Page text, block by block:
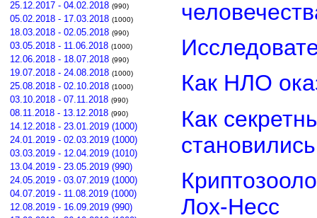
25.12.2017 - 04.02.2018 (990)
05.02.2018 - 17.03.2018 (1000)
18.03.2018 - 02.05.2018 (990)
03.05.2018 - 11.06.2018 (1000)
12.06.2018 - 18.07.2018 (990)
19.07.2018 - 24.08.2018 (1000)
25.08.2018 - 02.10.2018 (1000)
03.10.2018 - 07.11.2018 (990)
08.11.2018 - 13.12.2018 (990)
14.12.2018 - 23.01.2019 (1000)
24.01.2019 - 02.03.2019 (1000)
03.03.2019 - 12.04.2019 (1010)
13.04.2019 - 23.05.2019 (990)
24.05.2019 - 03.07.2019 (1000)
04.07.2019 - 11.08.2019 (1000)
12.08.2019 - 16.09.2019 (990)
Как НЛО
Как
Лох-Несс